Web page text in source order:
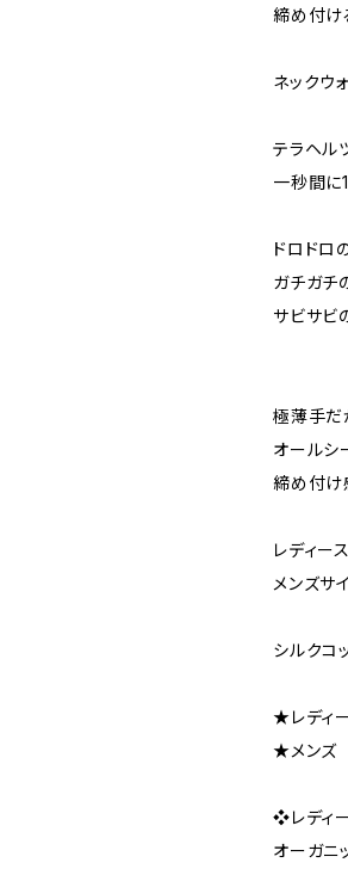
締め付け
ネックウ
テラヘル
一秒間に
ドロドロ
ガチガチ
サビサビ
極薄手だ
オールシ
締め付け
レディー
メンズサ
シルクコ
★レディ
★メン
❖レディ
オーガニ